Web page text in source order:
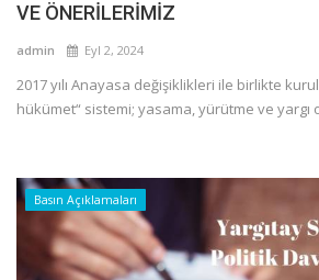
VE ÖNERİLERİMİZ
admin Eyl 2, 2024
2017 yılı Anayasa değişiklikleri ile birlikte
hükümet“ sistemi; yasama, yürütme ve yargı
Basın Açıklamaları